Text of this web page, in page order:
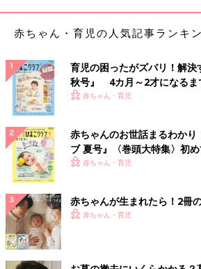
赤ちゃん・育児の人気記事ランキ
育児の困ったがズバリ！解
秋号』 4カ月～2才になるま
いっぱい！
赤ちゃん・育児
赤ちゃんのお世話まるわか
ブ 夏号』〈巻頭大特集〉初
く！ おっぱい・ミルクの基本
赤ちゃん・育児
赤ちゃんが生まれたら！2冊
赤ちゃん・育児